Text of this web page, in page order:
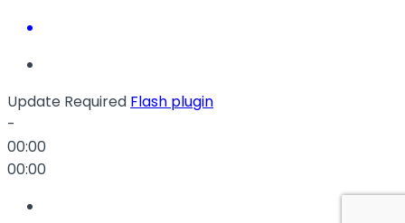
Update Required Flash plugin
-
00:00
00:00